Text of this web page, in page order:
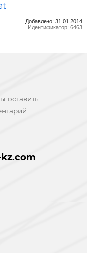
Добавлено: 31.01.2014
Идентификатор: 6463
оставить
kz.com